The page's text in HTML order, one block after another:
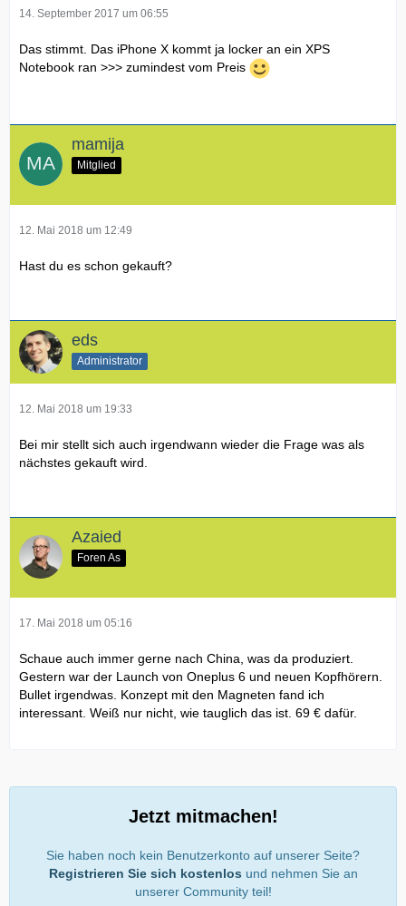
14. September 2017 um 06:55
Das stimmt. Das iPhone X kommt ja locker an ein XPS
Notebook ran >>> zumindest vom Preis
mamija
Mitglied
12. Mai 2018 um 12:49
Hast du es schon gekauft?
eds
Administrator
12. Mai 2018 um 19:33
Bei mir stellt sich auch irgendwann wieder die Frage was als
nächstes gekauft wird.
Azaied
Foren As
17. Mai 2018 um 05:16
Schaue auch immer gerne nach China, was da produziert.
Gestern war der Launch von Oneplus 6 und neuen Kopfhörern.
Bullet irgendwas. Konzept mit den Magneten fand ich
interessant. Weiß nur nicht, wie tauglich das ist. 69 € dafür.
Jetzt mitmachen!
Sie haben noch kein Benutzerkonto auf unserer Seite?
Registrieren Sie sich kostenlos und nehmen Sie an
unserer Community teil!